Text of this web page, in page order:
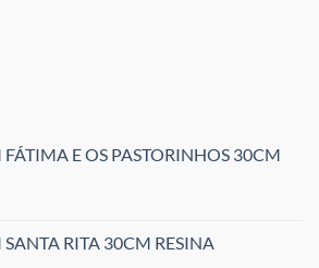
E OS PASTORINHOS 30CM
RITA 30CM RESINA